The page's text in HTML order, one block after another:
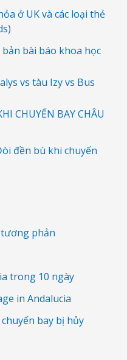
ở UK và các loại thẻ
bài báo khoa học
vs tàu Izy vs Bus
CHUYẾN BAY CHÂU
đền bù khi chuyến
phản
trong 10 ngày
in Andalucia
bay bị hủy